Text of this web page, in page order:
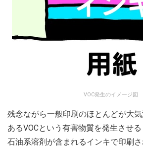
VOC発生のイメージ図
残念ながら一般印刷のほとんどが大
あるVOCという有害物質を発生させる
石油系溶剤が含まれるインキで印刷さ